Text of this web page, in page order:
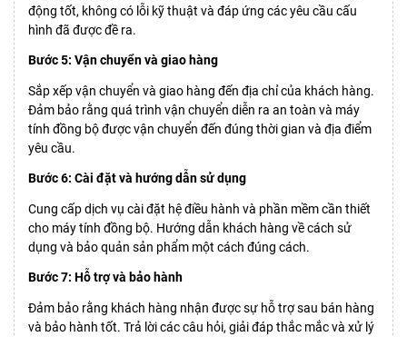
động tốt, không có lỗi kỹ thuật và đáp ứng các yêu cầu cấu
hình đã được đề ra.
Bước 5: Vận chuyển và giao hàng
Sắp xếp vận chuyển và giao hàng đến địa chỉ của khách hàng.
Đảm bảo rằng quá trình vận chuyển diễn ra an toàn và máy
tính đồng bộ được vận chuyển đến đúng thời gian và địa điểm
yêu cầu.
Bước 6: Cài đặt và hướng dẫn sử dụng
Cung cấp dịch vụ cài đặt hệ điều hành và phần mềm cần thiết
cho máy tính đồng bộ. Hướng dẫn khách hàng về cách sử
dụng và bảo quản sản phẩm một cách đúng cách.
Bước 7: Hỗ trợ và bảo hành
Đảm bảo rằng khách hàng nhận được sự hỗ trợ sau bán hàng
và bảo hành tốt. Trả lời các câu hỏi, giải đáp thắc mắc và xử lý